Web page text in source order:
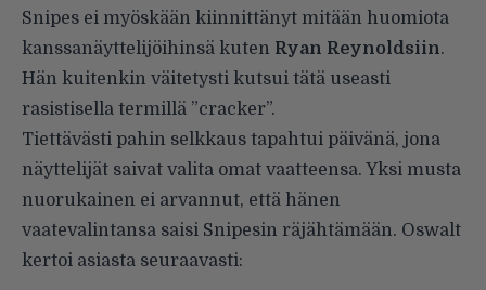
Snipes ei myöskään kiinnittänyt mitään huomiota
kanssanäyttelijöihinsä kuten Ryan Reynoldsiin.
Hän kuitenkin väitetysti kutsui tätä useasti
rasistisella termillä ”cracker”.
Tiettävästi pahin selkkaus tapahtui päivänä, jona
näyttelijät saivat valita omat vaatteensa. Yksi musta
nuorukainen ei arvannut, että hänen
vaatevalintansa saisi Snipesin räjähtämään. Oswalt
kertoi asiasta seuraavasti: